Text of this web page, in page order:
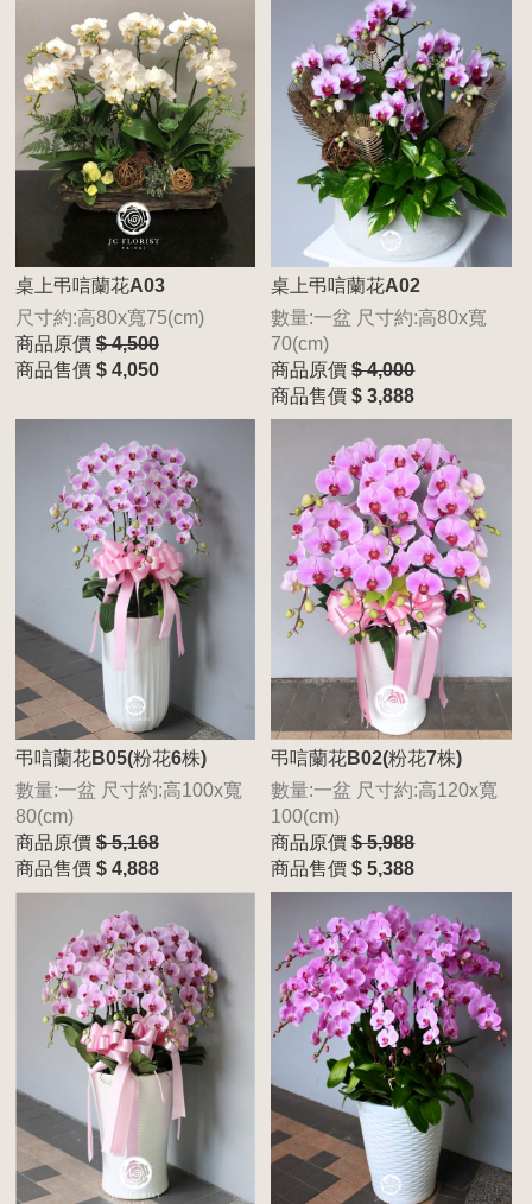
桌上弔唁蘭花A03
尺寸約:高80x寬75(cm)
商品原價 $ 4,500
商品售價 $ 4,050
桌上弔唁蘭花A02
數量:一盆 尺寸約:高80x寬
70(cm)
商品原價 $ 4,000
商品售價 $ 3,888
弔唁蘭花B05(粉花6株)
數量:一盆 尺寸約:高100x寬
80(cm)
商品原價 $ 5,168
商品售價 $ 4,888
弔唁蘭花B02(粉花7株)
數量:一盆 尺寸約:高120x寬
100(cm)
商品原價 $ 5,988
商品售價 $ 5,388